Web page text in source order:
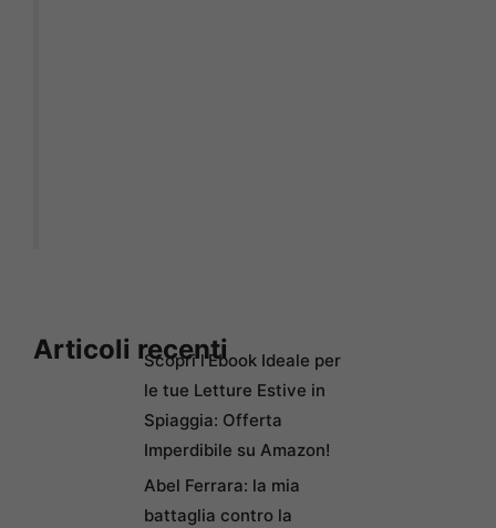
Articoli recentiScopri l’Ebook Ideale per
le tue Letture Estive in
Spiaggia: Offerta
Imperdibile su Amazon!
Abel Ferrara: la mia
battaglia contro la